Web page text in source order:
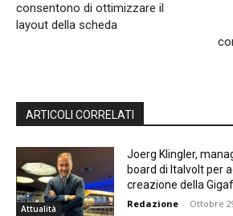
consentono di ottimizzare il
layout della scheda
ARTICOLI CORRELATI
Attualità
Joerg Klingler,
board di Italvolt per
creazione della
Redazione - Ottobre